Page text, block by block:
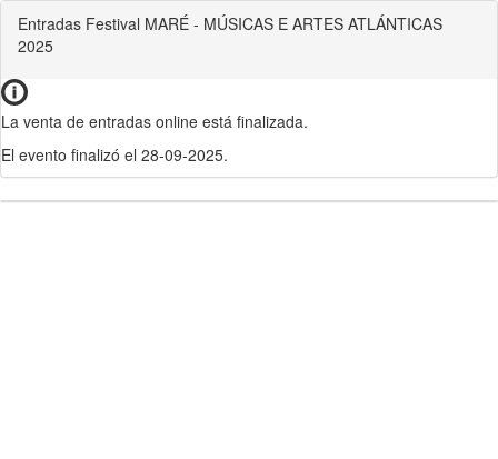
Entradas Festival MARÉ - MÚSICAS E ARTES ATLÁNTICAS
2025
La venta de entradas online está finalizada.
El evento finalizó el 28-09-2025.